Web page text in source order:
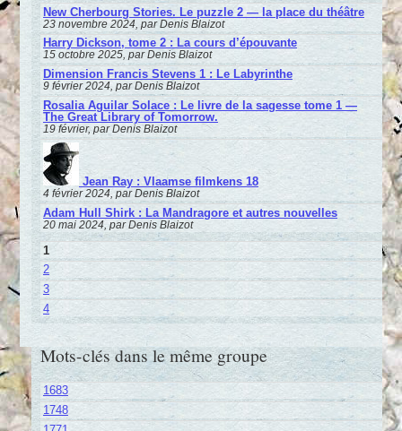
New Cherbourg Stories. Le puzzle 2 — la place du théâtre
23 novembre 2024, par Denis Blaizot
Harry Dickson, tome 2 : La cours d’épouvante
15 octobre 2025, par Denis Blaizot
Dimension Francis Stevens 1 : Le Labyrinthe
9 février 2024, par Denis Blaizot
Rosalia Aguilar Solace : Le livre de la sagesse tome 1 —
The Great Library of Tomorrow.
19 février, par Denis Blaizot
Jean Ray : Vlaamse filmkens 18
4 février 2024, par Denis Blaizot
Adam Hull Shirk : La Mandragore et autres nouvelles
20 mai 2024, par Denis Blaizot
1
2
3
4
Mots-clés dans le même groupe
1683
1748